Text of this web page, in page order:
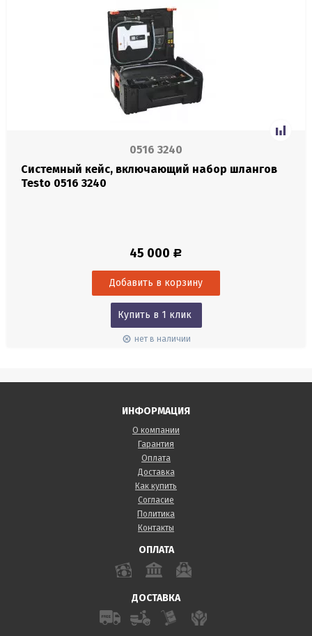
0516 3240
Системный кейс, включающий набор шлангов
Testo 0516 3240
45 000 Р
Купить в 1 клик
нет в наличии
ИНФОРМАЦИЯ
О компании
Гарантия
Оплата
Доставка
Как купить
Согласие
Политика
Контакты
ОПЛАТА
ДОСТАВКА